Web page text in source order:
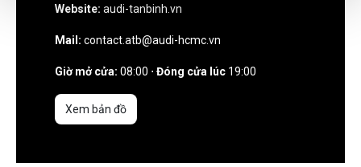
Website: audi-tanbinh.vn
Mail: contact.atb@audi-hcmc.vn
Giờ mở cửa: 08:00 ⋅ Đóng cửa lúc 19:00
Xem bản đồ